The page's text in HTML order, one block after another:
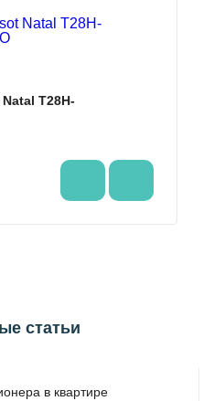
T28H-
статьи
в квартире